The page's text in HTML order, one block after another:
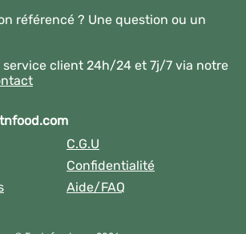
référencé ? Une question ou un
service client 24h/24 et 7j/7 via notre
C.G.U
Confidentialité
Aide/FAQ